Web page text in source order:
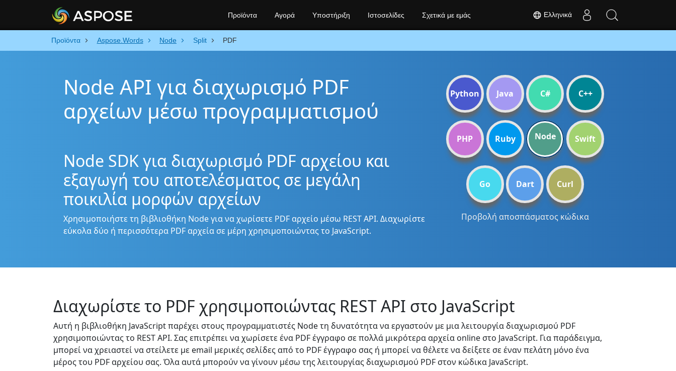
Προϊόντα Aspose.Words Node Split PDF
Node API για διαχωρισμό PDF
αρχείων μέσω προγραμματισμού
Node SDK για διαχωρισμό PDF αρχείου και
εξαγωγή του αποτελέσματος σε μεγάλη
ποικιλία μορφών αρχείων
Χρησιμοποιήστε τη βιβλιοθήκη Node για να χωρίσετε PDF αρχείο μέσω REST API. Διαχωρίστε
εύκολα δύο ή περισσότερα PDF αρχεία σε μέρη χρησιμοποιώντας το JavaScript.
Python Java C# C++
PHP Ruby Node Swift
Go Dart Curl
Προβολή αποσπάσματος κώδικα
Διαχωρίστε το PDF χρησιμοποιώντας REST API στο JavaScript
Αυτή η βιβλιοθήκη JavaScript παρέχει στους προγραμματιστές Node τη δυνατότητα να εργαστούν με μια λειτουργία διαχωρισμού PDF
χρησιμοποιώντας το REST API. Σας επιτρέπει να χωρίσετε ένα PDF έγγραφο σε πολλά μικρότερα αρχεία online στο JavaScript. Για παράδειγμα,
μπορεί να χρειαστεί να στείλετε με email μερικές σελίδες από το PDF έγγραφο σας ή μπορεί να θέλετε να δείξετε σε έναν πελάτη μόνο ένα
μέρος του PDF αρχείου σας. Όλα αυτά μπορούν να γίνουν μέσω της λειτουργίας διαχωρισμού PDF στον κώδικα JavaScript.
Ελληνικά
Προϊόντα Αγορά Υποστήριξη Ιστοσελίδες Σχετικά με εμάς